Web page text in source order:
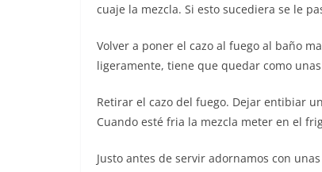
cuaje la mezcla. Si esto sucediera se le
Volver a poner el cazo al fuego al baño
ligeramente, tiene que quedar como
Retirar el cazo del fuego. Dejar entibiar
Cuando esté fria la mezcla meter en el
Justo antes de servir adornamos con